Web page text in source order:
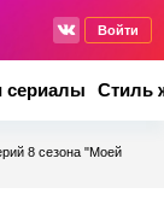
Войти
сериалы Стиль
8 сезона "Моей